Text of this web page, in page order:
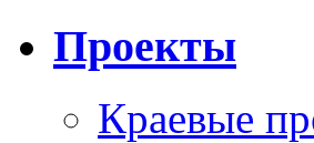
Проекты
Краевые